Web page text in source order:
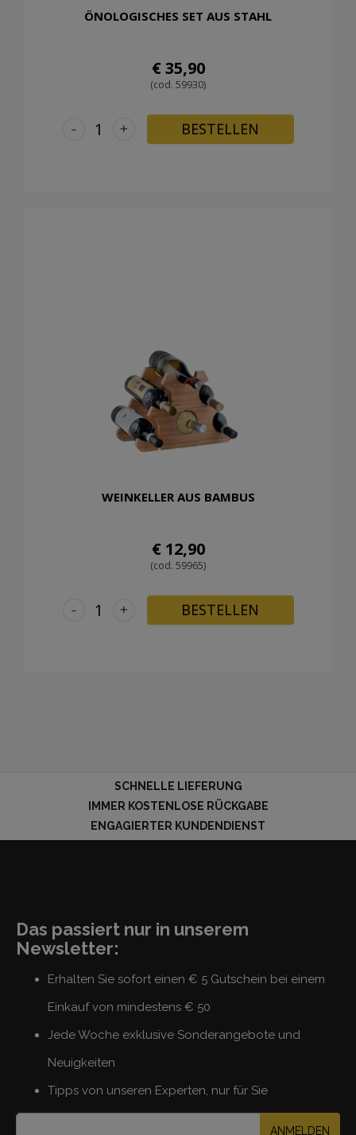
ÖNOLOGISCHES SET AUS STAHL
€ 35,90
(cod. 59930)
+
- BESTELLEN
WEINKELLER AUS BAMBUS
€ 12,90
(cod. 59965)
+
- BESTELLEN
SCHNELLE LIEFERUNG
IMMER KOSTENLOSE RÜCKGABE
ENGAGIERTER KUNDENDIENST
Das passiert nur in unserem
Newsletter:
Erhalten Sie sofort einen € 5 Gutschein bei einem
Einkauf von mindestens € 50
Jede Woche exklusive Sonderangebote und
Neuigkeiten
Tipps von unseren Experten, nur für Sie
ANMELDEN